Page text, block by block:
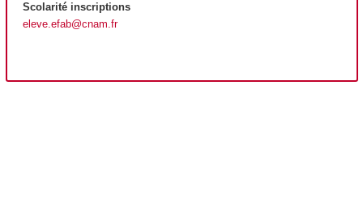
Scolarité inscriptions
eleve.efab@cnam.fr